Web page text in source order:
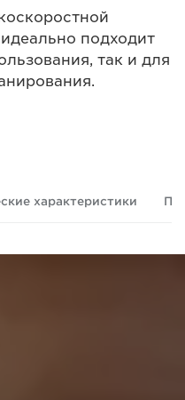
подходит
так и для
характеристики